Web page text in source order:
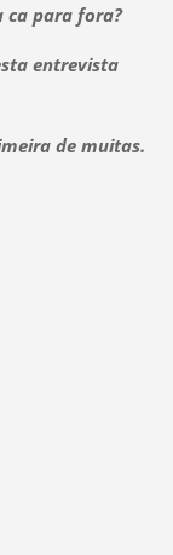
ca para fora?
entrevista
de muitas.